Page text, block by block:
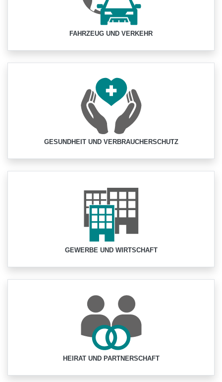
FAHRZEUG UND VERKEHR
GESUNDHEIT UND VERBRAUCHERSCHUTZ
GEWERBE UND WIRTSCHAFT
HEIRAT UND PARTNERSCHAFT